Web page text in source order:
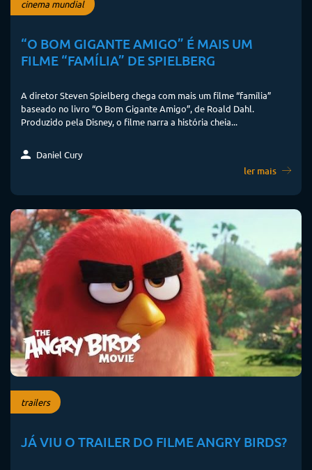
cinema mundial
“O BOM GIGANTE AMIGO” É MAIS UM
FILME “FAMÍLIA” DE SPIELBERG
A diretor Steven Spielberg chega com mais um filme “família”
baseado no livro “O Bom Gigante Amigo”, de Roald Dahl.
Produzido pela Disney, o filme narra a história cheia...
Daniel Cury
ler mais
trailers
JÁ VIU O TRAILER DO FILME ANGRY BIRDS?